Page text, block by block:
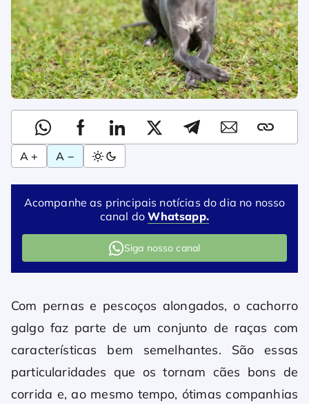
A + A −
Acompanhe as principais notícias do dia no nosso
canal doWhatsapp.
Siga nosso canal
Com pernas e pescoços alongados, o cachorro
galgo faz parte de um conjunto de raças com
características bem semelhantes. São essas
particularidades que os tornam cães bons de
corrida e, ao mesmo tempo, ótimas companhias